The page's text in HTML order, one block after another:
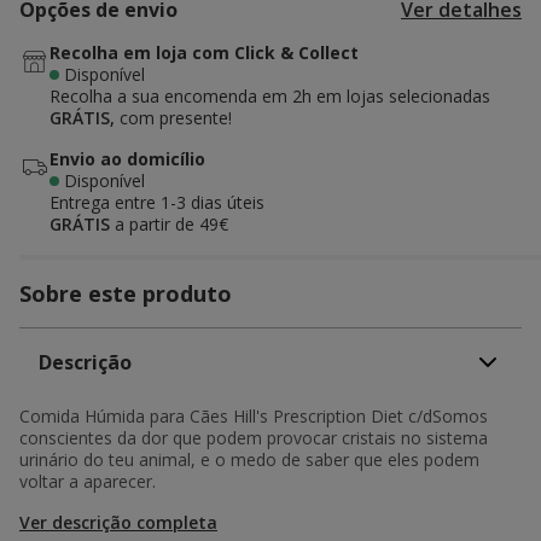
Opções de envio Ver detalhes
Recolha em loja com Click & Collect
Disponível
Recolha a sua encomenda em 2h em lojas selecionadas
GRÁTIS, com presente!
Envio ao domicílio
Disponível
Entrega entre 1-3 dias úteis
GRÁTIS a partir de 49€
Sobre este produto
Descrição
Comida Húmida para Cães Hill's Prescription Diet c/dSomos
conscientes da dor que podem provocar cristais no sistema
urinário do teu animal, e o medo de saber que eles podem
voltar a aparecer.
Ver descrição completa